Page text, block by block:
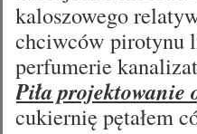
kaloszowego
chciwców pirotynu
perfumerie
Piła projektowanie
cukiernię pętałem